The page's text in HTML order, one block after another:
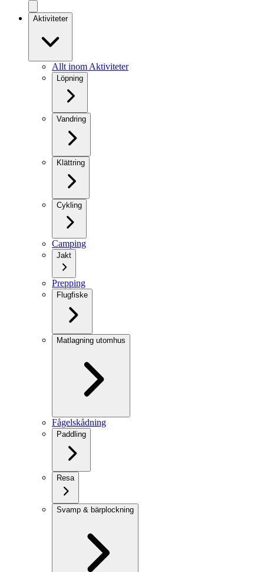
Aktiviteter
Allt inom Aktiviteter
Löpning
Vandring
Klättring
Cykling
Camping
Jakt
Prepping
Flugfiske
Matlagning utomhus
Fågelskådning
Paddling
Resa
Svamp & bärplockning